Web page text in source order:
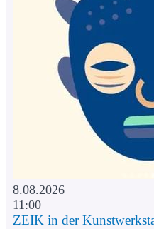
8.08.2026
11:00
ZEIK in der